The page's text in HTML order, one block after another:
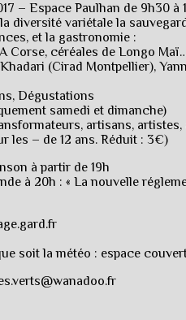
– Espace Paulhan de 9h30 à
diversité variétale la
et la gastronomie :
Corse, céréales de Longo
(Cirad Montpellier),
Dégustations
samedi et dimanche)
artisans,
les – de 12 ans. Réduit : 3€)
à partir de 19h
à 20h : « La nouvelle
soit la météo : espace